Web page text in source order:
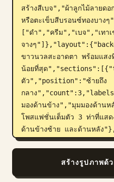
สร้างสีเบจ","ผ้าลูกไม้ลายด
หรือตะเข็บสีบรอนซ์ทองบา
["ดำ","ครีม","เบจ","เทา
จางๆ
ขาวนวลสะอาดตา พร้อมแสง
น้อยที่สุด
ตัว","position":"ซ้ายถึง
กลาง
มองด้านข้าง","มุมมองด้า
โพสแฟชั่นเต็มตัว 3 ท่าที่แสด
ด้านข้างซ้าย และด้านหลั
ภาพพอร์ตเทรต
ร่างกาย"],"description":"
ตัดเฉพาะส่วนหัว คอ ไหล่ แ
สร้างรูปภาพด้